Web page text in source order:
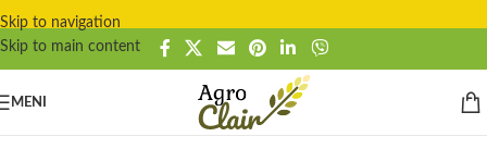
Skip to navigation
Skip to main content
MENI